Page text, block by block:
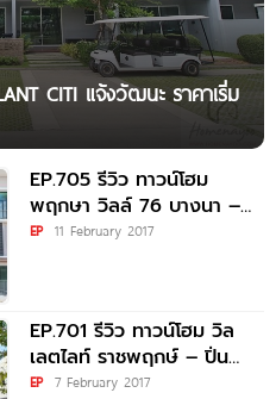
CITI แจ้งวัฒนะ ราคาเริ่ม
EP.705 รีวิว ทาวน์โฮม
พฤกษา วิลล์ 76 บางนา –
วงแหวน PRUKSA
EP 11 February 2017
EP.701 รีวิว ทาวน์โฮม วิล
เลตไลท์ ราชพฤกษ์ – ปิ่น
เกล้า Villette Lite
EP 7 February 2017